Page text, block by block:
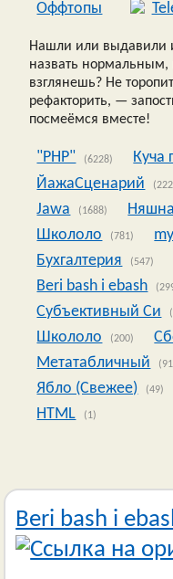
Оффтопы
Нашли или выдавили
назвать нормальным,
взглянешь? Не
рефакторить, —
посмеёмся вместе!
"PHP" (6228) Куча
ЙажаСценарий
Jawa (1688)
Школоло (781)
Бухгалтерия (547)
Beri bash i ebash
Субъективный Си
Школоло (200)
Метатабличный
Ябло (Свежее) (49)
HTML (1)
Beri bash i